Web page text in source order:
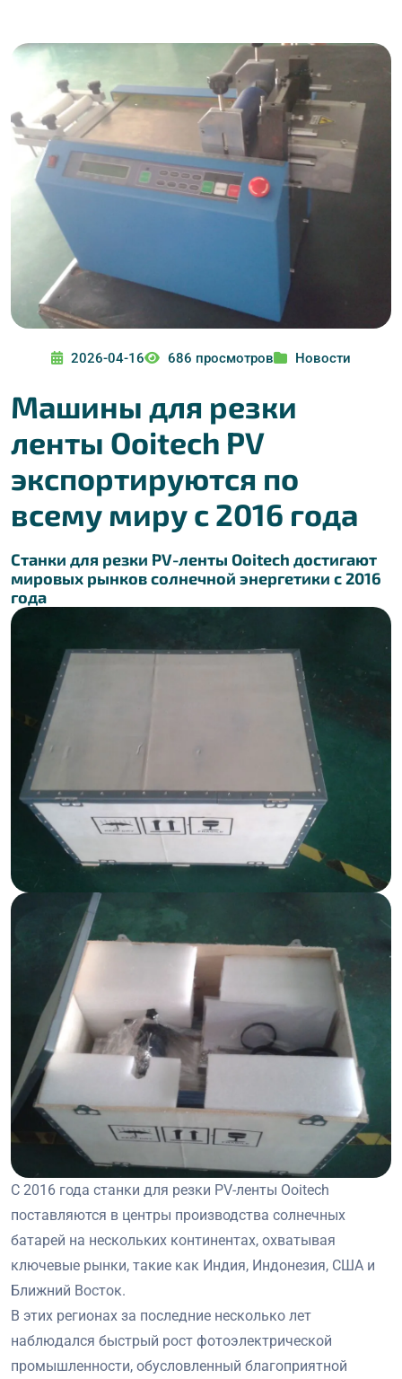
2026-04-16 686 просмотров Новости
Машины для резки
ленты Ooitech PV
экспортируются по
всему миру с 2016 года
Станки для резки PV-ленты Ooitech достигают
мировых рынков солнечной энергетики с 2016
года
С 2016 года станки для резки PV-ленты Ooitech
поставляются в центры производства солнечных
батарей на нескольких континентах, охватывая
ключевые рынки, такие как Индия, Индонезия, США и
Ближний Восток.
В этих регионах за последние несколько лет
наблюдался быстрый рост фотоэлектрической
промышленности, обусловленный благоприятной